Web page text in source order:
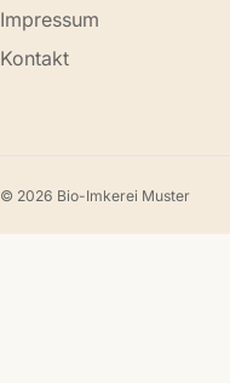
Impressum
Kontakt
© 2026 Bio-Imkerei Muster